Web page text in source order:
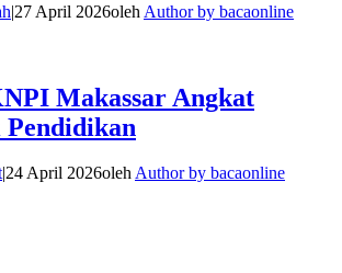
|27 April 2026oleh Author by bacaonline
Makassar Angkat
Pendidikan
|24 April 2026olehAuthor by bacaonline